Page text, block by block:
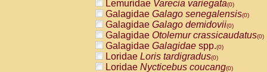
Lemuridae Varecia variegata(0)
Galagidae Galago senegalensis(0)
Galagidae Galago demidovii(0)
Galagidae Otolemur crassicaudatus(0)
Galagidae Galagidae spp.(0)
Loridae Loris tardigradus(0)
Loridae Nycticebus coucang(0)